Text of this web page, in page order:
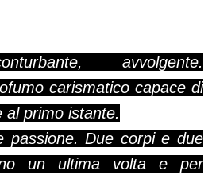
avvolgente.
carismatico capace di
al primo istante.
passione. Due corpi e due
un ultima volta e per